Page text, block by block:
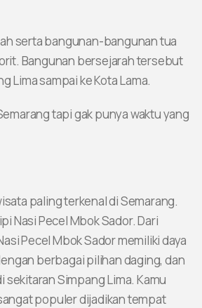
serta bangunan-bangunan tua
Bangunan bersejarah tersebut
Lima sampai ke Kota Lama.
tapi gak punya waktu yang
paling terkenal di Semarang.
Nasi Pecel Mbok Sador. Dari
Pecel Mbok Sador memiliki daya
berbagai pilihan daging, dan
Simpang Lima. Kamu
populer dijadikan tempat